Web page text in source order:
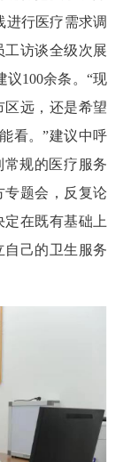
进行医疗需求调
访谈全级次展
议100余条。“现
远，还是希望
看。”建议中呼
常规的医疗服务
专题会，反复论
在既有基础上
己的卫生服务